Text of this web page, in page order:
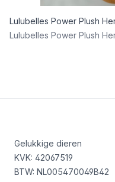
Lulubelles Power Plush
Lulubelles Power Plush
Gelukkige dieren
KVK: 42067519
BTW: NL005470049B42